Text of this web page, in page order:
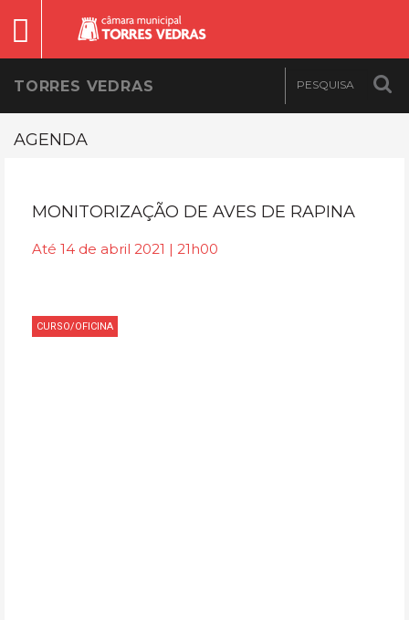
TORRES VEDRAS
AGENDA
MONITORIZAÇÃO DE AVES DE RAPINA
Até 14 de abril 2021 | 21h00
CURSO/OFICINA